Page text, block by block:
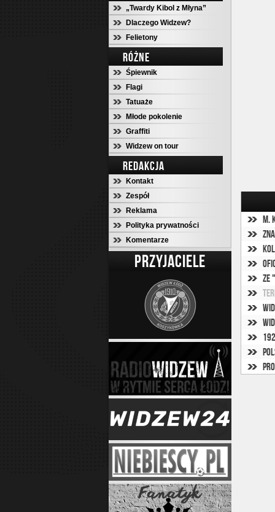
„Twardy Kibol z Młyna”
Dlaczego Widzew?
Felietony
RÓŻNE
Śpiewnik
Flagi
Tatuaże
Młode pokolenie
Graffiti
Widzew on tour
REDAKCJA
Kontakt
Zespół
Reklama
Polityka prywatności
Komentarze
PRZYJACIELE
M.
Ze